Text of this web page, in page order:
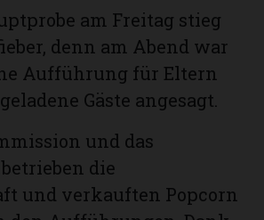
am Freitag stieg
denn am Abend war
Aufführung für Eltern
Gäste angesagt.
und das
die
und verkauften Popcorn